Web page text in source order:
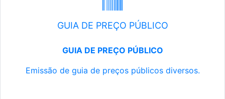
GUIA DE PREÇO PÚBLICO
GUIA DE PREÇO PÚBLICO
Emissão de guia de preços públicos diversos.